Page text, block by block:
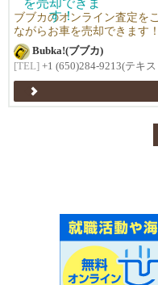
ブブカのオンライン査定を
ながらお車を売却できます！
Bubka!(ブブカ)
[TEL] +1 (650)284-9213(テキス